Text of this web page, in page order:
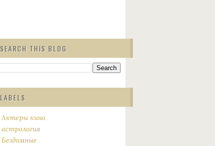
SEARCH THIS BLOG
LABELS
Актеры кино
астрология
Бездомные